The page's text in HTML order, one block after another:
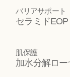
バリアサポート
セラミドEOP
肌保護
加水分解ロ